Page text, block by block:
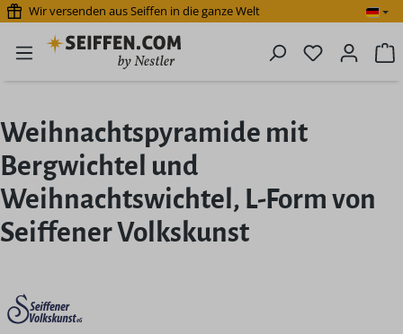
Zum Hauptinhalt springen
Wir versenden aus Seiffen in die ganze Welt
Du hast 0
Weihnachtspyramide mit
Bergwichtel und
Weihnachtswichtel, L-Form von
Seiffener Volkskunst